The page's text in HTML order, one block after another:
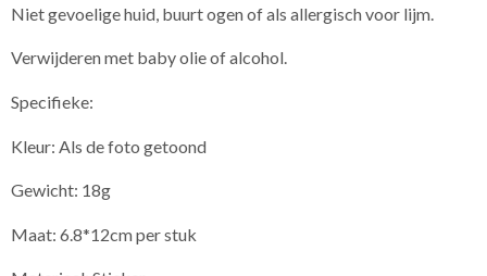
Niet gevoelige huid, buurt ogen of als allergisch voor lijm.
Verwijderen met baby olie of alcohol.
Specifieke:
Kleur: Als de foto getoond
Gewicht: 18g
Maat: 6.8*12cm per stuk